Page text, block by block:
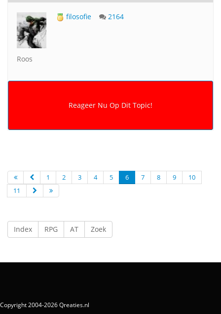
filosofie 2164
Roos
1 2 3 4 5 6 7 8 9
10
11
Index RPG AT Zoek
Copyright 2004-2026 Qreaties.nl